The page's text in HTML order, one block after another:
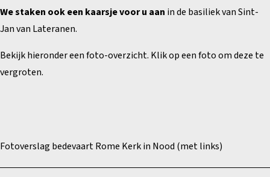
We staken ook een kaarsje voor u aan in de basiliek van Sint-
Jan van Lateranen.
Bekijk hieronder een foto-overzicht. Klik op een foto om deze te
vergroten.
Fotoverslag bedevaart Rome Kerk in Nood (met links)